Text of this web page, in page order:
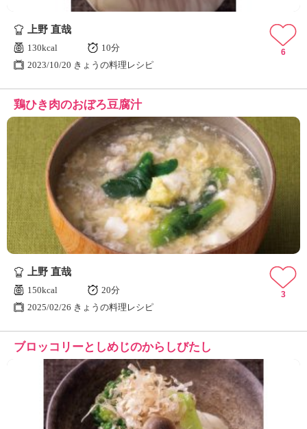
上野 直哉
130kcal
10分
2023/10/20 きょうの料理レシピ
6
鶏ひき肉のおぼろ豆腐汁
上野 直哉
150kcal
20分
2025/02/26 きょうの料理レシピ
3
ブロッコリーとしめじのからしびたし